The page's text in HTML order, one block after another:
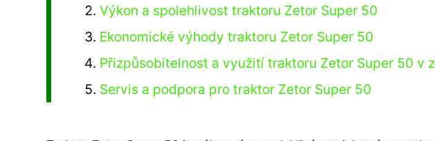
Výkon a spolehlivost traktoru Zetor Super 50
Ekonomické výhody traktoru Zetor Super 50
Přizpůsobitelnost a využití traktoru Zetor Super 50 v
Servis a podpora pro traktor Zetor Super 50